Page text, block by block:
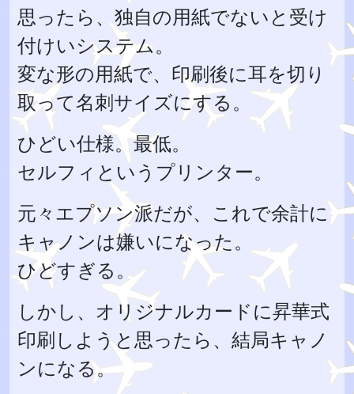
思ったら、独自の用紙でないと受け
付けいシステム。
変な形の用紙で、印刷後に耳を切り
取って名刺サイズにする。
ひどい仕様。最低。
セルフィというプリンター。
元々エプソン派だが、これで余計に
キャノンは嫌いになった。
ひどすぎる。
しかし、オリジナルカードに昇華式
印刷しようと思ったら、結局キャノ
ンになる。